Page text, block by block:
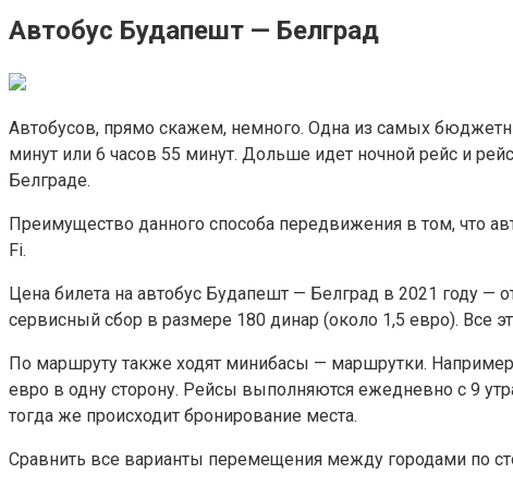
Автобус Будапешт — Белград
Автобусов, прямо скажем, немного. Одна из самых
минут или 6 часов 55 минут. Дольше идет ночной рейс и
Белграде.
Преимущество данного способа передвижения в том, что
Fi.
Цена билета на автобус Будапешт — Белград в 2021 году —
сервисный сбор в размере 180 динар (около 1,5 евро). Все
По маршруту также ходят минибасы — маршрутки.
евро в одну сторону. Рейсы выполняются ежедневно с 9
тогда же происходит бронирование места.
Сравнить все варианты перемещения между городами по